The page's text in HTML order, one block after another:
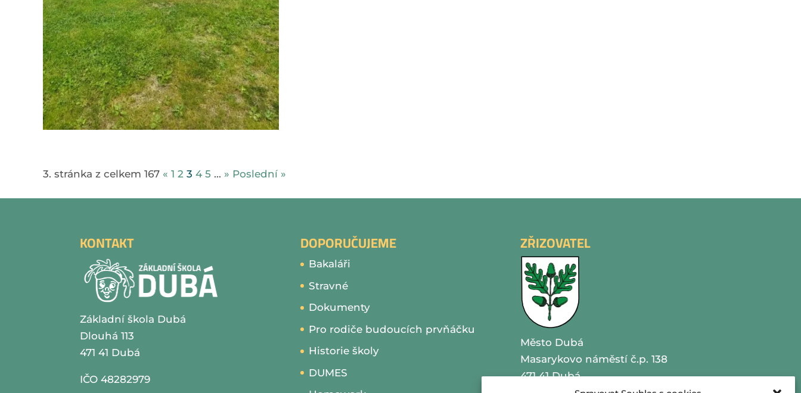
3. stránka z celkem 167 « 1 2 3 4 5 ... » Poslední »
KONTAKT
Základní škola Dubá
Dlouhá 113
471 41 Dubá
IČO 48282979
DOPORUČUJEME
Bakaláři
Stravné
Dokumenty
Pro rodiče budoucích prvňáčku
Historie školy
DUMES
ZŘIZOVATEL
Město Dubá
Masarykovo náměstí č.p. 138
471 41 Dubá